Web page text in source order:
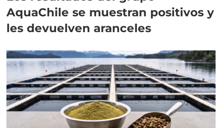
AquaChile se muestran positivos y
les devuelven aranceles